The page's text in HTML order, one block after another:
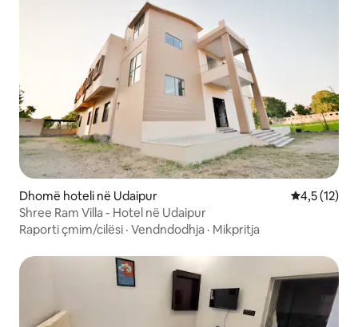
Dhomë hoteli në Udaipur Vlerësimi
4,5 (12)
Shree Ram Villa - Hotel në Udaipur
Raporti çmim/cilësi · Vendndodhja · Mikpritja